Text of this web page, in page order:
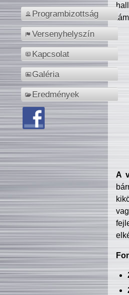
Programbizottság
Versenyhelyszín
Kapcsolat
Galéria
Eredmények
A